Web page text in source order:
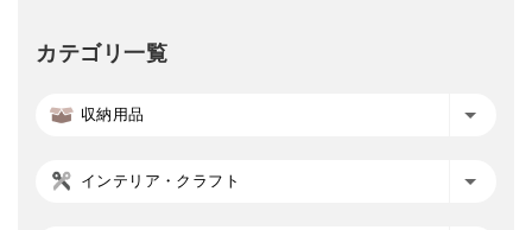
カテゴリ一覧
収納用品
インテリア・クラフト